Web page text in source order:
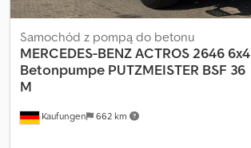
Kaufungen 662 km
Samochód z pompą do betonu
MERCEDES-BENZACTROS 2646 6x4
Betonpumpe PUTZMEISTER BSF 36
M